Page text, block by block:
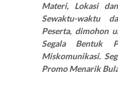
Materi, Lokasi
Sewaktu-waktu
Peserta, dimohon
Segala Bentuk
Miskomunikasi.
Promo Menarik